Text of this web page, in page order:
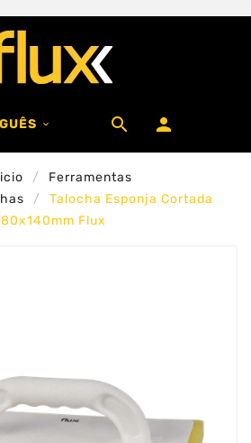
  
Ferramentas
Talocha Esponja Cortada
Flux